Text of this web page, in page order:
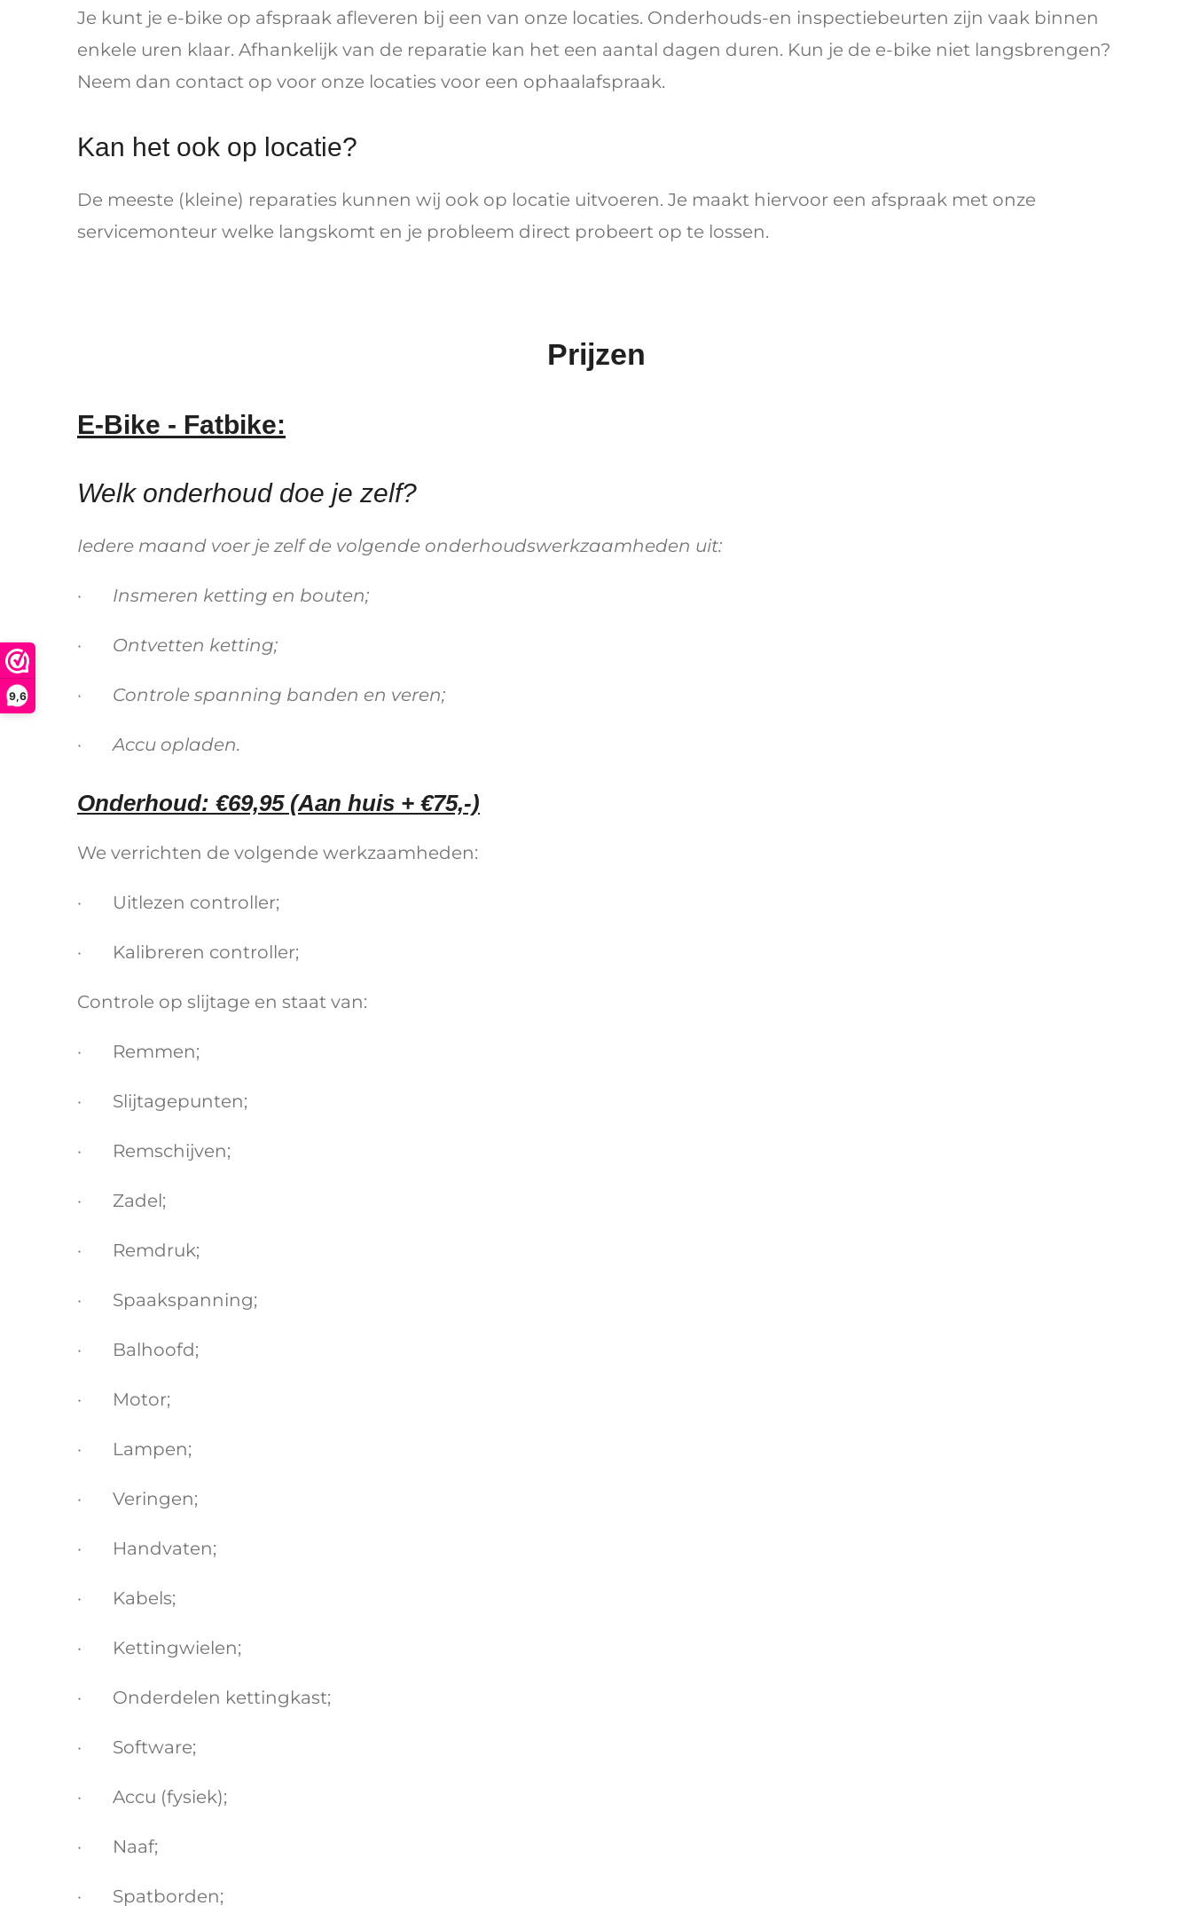
9,6
Je kunt je e-bike op afspraak afleveren bij een van onze locaties. Onderhouds-en inspectiebeurten zijn vaak binnen
enkele uren klaar. Afhankelijk van de reparatie kan het een aantal dagen duren. Kun je de e-bike niet langsbrengen?
Neem dan contact op voor onze locaties voor een ophaalafspraak.
Kan het ook op locatie?
De meeste (kleine) reparaties kunnen wij ook op locatie uitvoeren. Je maakt hiervoor een afspraak met onze
servicemonteur welke langskomt en je probleem direct probeert op te lossen.
Prijzen
E-Bike - Fatbike:
Welk onderhoud doe je zelf?
Iedere maand voer je zelf de volgende onderhoudswerkzaamheden uit:
· Insmeren ketting en bouten;
· Ontvetten ketting;
· Controle spanning banden en veren;
· Accu opladen.
Onderhoud: €69,95 (Aan huis + €75,-)
We verrichten de volgende werkzaamheden:
· Uitlezen controller;
· Kalibreren controller;
Controle op slijtage en staat van:
· Remmen;
· Slijtagepunten;
· Remschijven;
· Zadel;
· Remdruk;
· Spaakspanning;
· Balhoofd;
· Motor;
· Lampen;
· Veringen;
· Handvaten;
· Kabels;
· Kettingwielen;
· Onderdelen kettingkast;
· Software;
· Accu (fysiek);
· Naaf;
· Spatborden;